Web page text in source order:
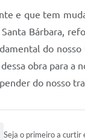
e que tem
Bárbara,
do
obra para a
do nosso
Seja o primeiro a curtir